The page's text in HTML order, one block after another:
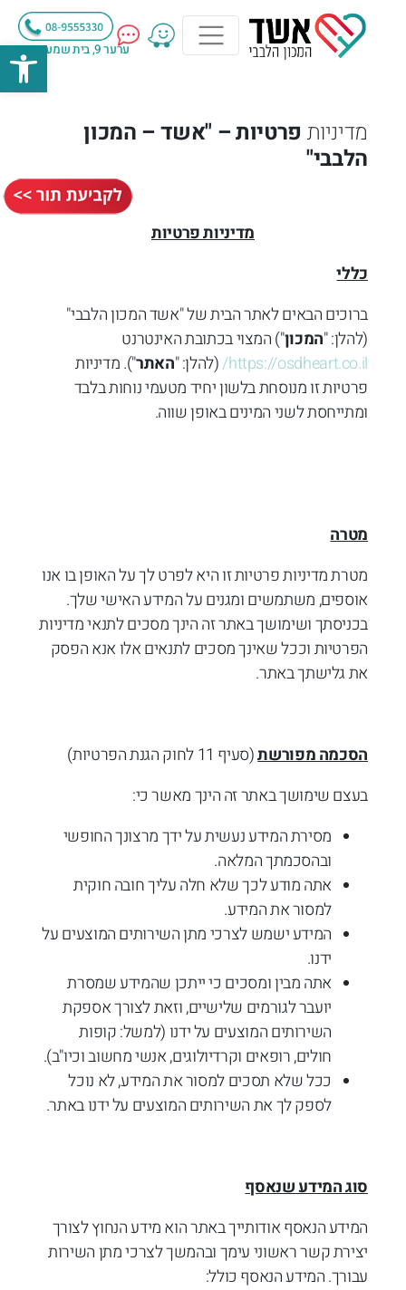
ערער 9, בית שמעון , מודיעין
מדיניות פרטיות – "אשד – המכון
הלבבי"
מדיניות פרטיות
כללי
ברוכים הבאים לאתר הבית של "אשד המכון הלבבי"
(להלן: "המכון") המצוי בכתובת האינטרנט
https://osdheart.co.il/ (להלן: "האתר"). מדיניות
פרטיות זו מנוסחת בלשון יחיד מטעמי נוחות בלבד
ומתייחסת לשני המינים באופן שווה.
מטרה
מטרת מדיניות פרטיות זו היא לפרט לך על האופן בו אנו
אוספים, משתמשים ומגנים על המידע האישי שלך.
בכניסתך ושימושך באתר זה הינך מסכים לתנאי מדיניות
הפרטיות וככל שאינך מסכים לתנאים אלו אנא הפסק
את גלישתך באתר.
הסכמה מפורשת(סעיף 11 לחוק הגנת הפרטיות)
בעצם שימושך באתר זה הינך מאשר כי:
מסירת המידע נעשית על ידך מרצונך החופשי
ובהסכמתך המלאה.
אתה מודע לכך שלא חלה עליך חובה חוקית
למסור את המידע.
המידע ישמש לצרכי מתן השירותים המוצעים על
ידנו.
אתה מבין ומסכים כי ייתכן שהמידע שמסרת
יועבר לגורמים שלישיים, וזאת לצורך אספקת
השירותים המוצעים על ידנו (למשל: קופות
חולים, רופאים וקרדיולוגים, אנשי מחשוב וכיו"ב).
ככל שלא תסכים למסור את המידע, לא נוכל
לספק לך את השירותים המוצעים על ידנו באתר.
סוג המידע שנאסף
המידע הנאסף אודותייך באתר הוא מידע הנחוץ לצורך
יצירת קשר ראשוני עימך ובהמשך לצרכי מתן השירות
עבורך. המידע הנאסף כולל: